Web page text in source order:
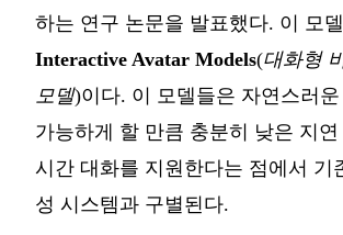
하는 연구 논문을 발표했다. 이 모
Interactive Avatar Models(대화형
모델)이다. 이 모델들은 자연스러
가능하게 할 만큼 충분히 낮은 지
시간 대화를 지원한다는 점에서 기
성 시스템과 구별된다.